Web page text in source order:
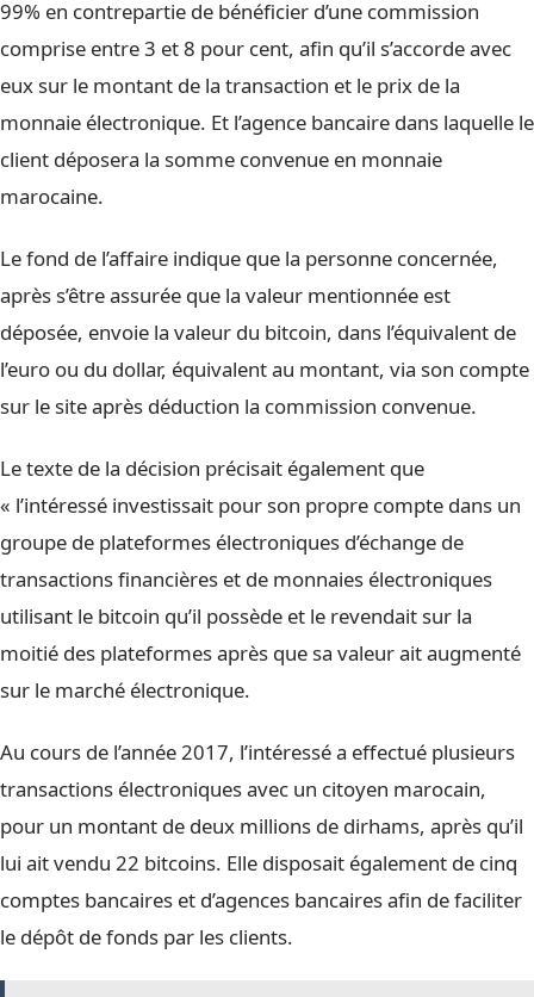
99% en contrepartie de bénéficier d’une commission
comprise entre 3 et 8 pour cent, afin qu’il s’accorde avec
eux sur le montant de la transaction et le prix de la
monnaie électronique. Et l’agence bancaire dans laquelle le
client déposera la somme convenue en monnaie
marocaine.
Le fond de l’affaire indique que la personne concernée,
après s’être assurée que la valeur mentionnée est
déposée, envoie la valeur du bitcoin, dans l’équivalent de
l’euro ou du dollar, équivalent au montant, via son compte
sur le site après déduction la commission convenue.
Le texte de la décision précisait également que
« l’intéressé investissait pour son propre compte dans un
groupe de plateformes électroniques d’échange de
transactions financières et de monnaies électroniques
utilisant le bitcoin qu’il possède et le revendait sur la
moitié des plateformes après que sa valeur ait augmenté
sur le marché électronique.
Au cours de l’année 2017, l’intéressé a effectué plusieurs
transactions électroniques avec un citoyen marocain,
pour un montant de deux millions de dirhams, après qu’il
lui ait vendu 22 bitcoins. Elle disposait également de cinq
comptes bancaires et d’agences bancaires afin de faciliter
le dépôt de fonds par les clients.